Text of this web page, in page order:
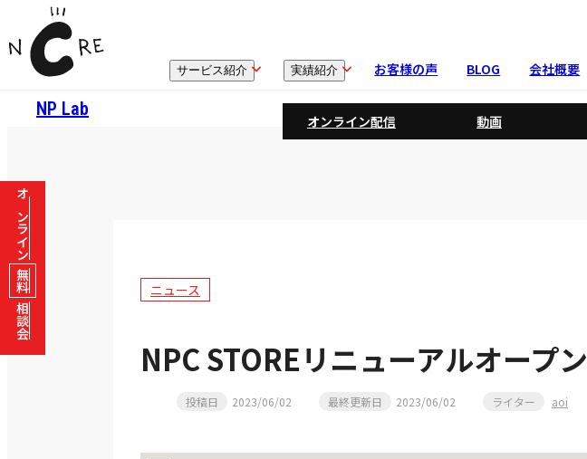
サービス紹介 実績紹介 お客様の声 BLOG 会社概要
NP Lab
オンライン配信 動画
ニュース
NPC STOREリニューアルオープン
投稿日 2023/06/02 最終更新日 2023/06/02 ライター aoi
オンライン
無料
相談会